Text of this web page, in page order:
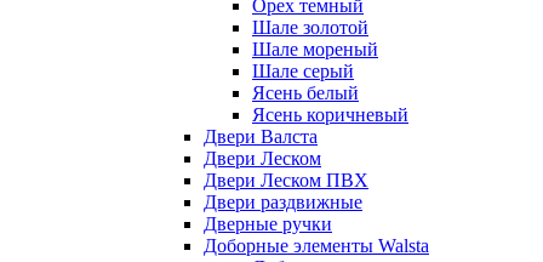
Орех темный
Шале золотой
Шале мореный
Шале серый
Ясень белый
Ясень коричневый
Двери Валста
Двери Леском
Двери Леском ПВХ
Двери раздвижные
Дверные ручки
Доборные элементы Walsta